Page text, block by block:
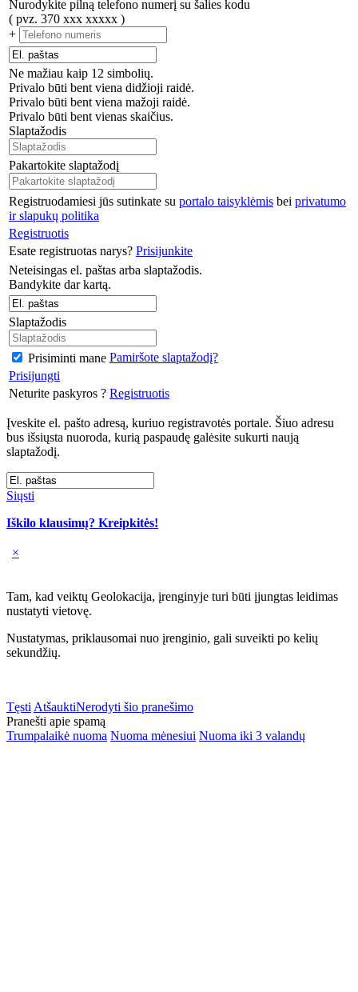
Nurodykite pilną telefono numerį su šalies kodu
( pvz. 370 xxx xxxxx )
+
Ne mažiau kaip 12 simbolių.
Privalo būti bent viena didžioji raidė.
Privalo būti bent viena mažoji raidė.
Privalo būti bent vienas skaičius.
Slaptažodis
Pakartokite slaptažodį
Registruodamiesi jūs sutinkate su portalo taisyklėmis bei privatumo
ir slapukų politika
Registruotis
Esate registruotas narys? Prisijunkite
Neteisingas el. paštas arba slaptažodis.
Bandykite dar kartą.
Slaptažodis
Prisiminti mane Pamiršote slaptažodį?
Prisijungti
Neturite paskyros ? Registruotis
Įveskite el. pašto adresą, kuriuo registravotės portale. Šiuo adresu
bus išsiųsta nuoroda, kurią paspaudę galėsite sukurti naują
slaptažodį.
Siųsti
Iškilo klausimų? Kreipkitės!
×
Tam, kad veiktų Geolokacija, įrenginyje turi būti įjungtas leidimas
nustatyti vietovę.
Nustatymas, priklausomai nuo įrenginio, gali suveikti po kelių
sekundžių.
Tęsti AtšauktiNerodyti šio pranešimo
Pranešti apie spamą
Trumpalaikė nuoma Nuoma mėnesiui Nuoma iki 3 valandų